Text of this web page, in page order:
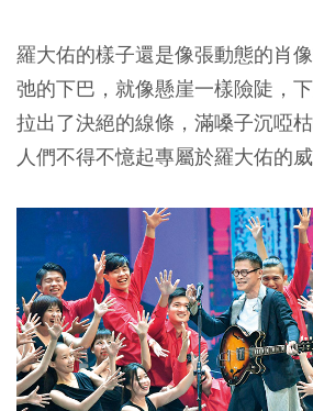
羅大佑的樣子還是像張動態的肖
弛的下巴，就像懸崖一樣險陡，
拉出了決絕的線條，滿嗓子沉啞
人們不得不憶起專屬於羅大佑的威